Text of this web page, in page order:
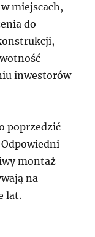
miejscach,
do
inwestorów
poprzedzić
montaż
na
lat.